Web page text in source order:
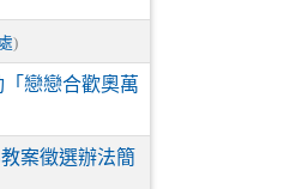
)
戀戀合歡奧萬
案徵選辦法簡